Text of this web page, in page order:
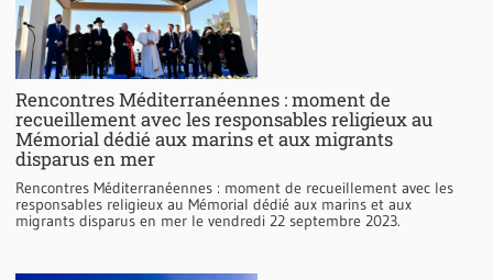
Rencontres Méditerranéennes : moment de
recueillement avec les responsables religieux au
Mémorial dédié aux marins et aux migrants
disparus en mer
Rencontres Méditerranéennes : moment de recueillement avec les
responsables religieux au Mémorial dédié aux marins et aux
migrants disparus en mer le vendredi 22 septembre 2023.